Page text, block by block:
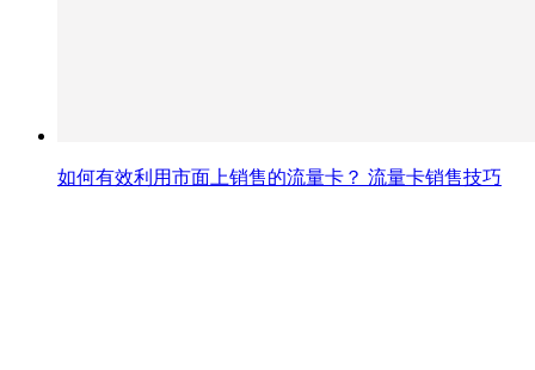
如何有效利用市面上销售的流量卡？ 流量卡销售技巧